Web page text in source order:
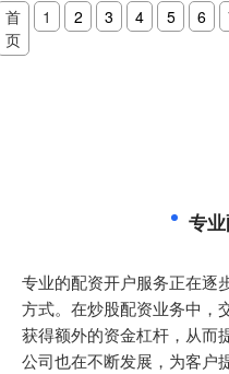
首
页
1 2 3 4 5 6
专
专业的配资开户服务正在逐
方式。在炒股配资业务中，
获得额外的资金杠杆，从而
公司也在不断发展，为客户